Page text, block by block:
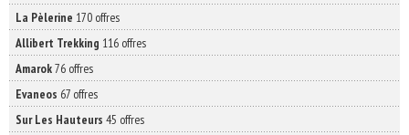
La Pèlerine 170 offres
Allibert Trekking 116 offres
Amarok76 offres
Evaneos 67 offres
Sur Les Hauteurs 45 offres